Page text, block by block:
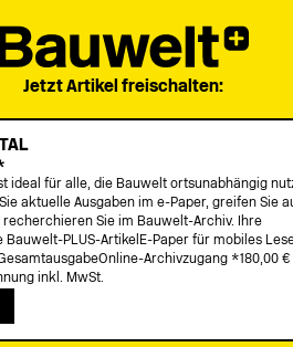
Jetzt Artikel freischalten:
ideal für alle, die Bauwelt ortsunabhängig
aktuelle Ausgaben im e-Paper, greifen Sie
recherchieren Sie im Bauwelt-Archiv. Ihre
Bauwelt-PLUS-ArtikelE-Paper für mobiles
Archivzugang *180,00 €
inkl. MwSt.